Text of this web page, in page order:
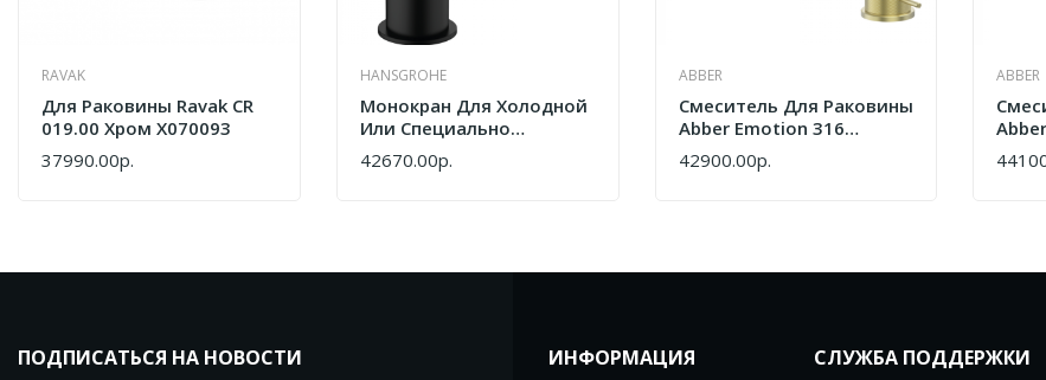
RAVAK
Для Раковины Ravak CR
019.00 Хром X070093
37990.00р.
КУПИТЬ
HANSGROHE
Монокран Для Холодной
Или Специально
Подготовленной Воды
Hansgrohe Finoris
42670.00р.
КУПИТЬ
ABBER
Смеситель Для Раковины
Abber Emotion 316
AF8808BG
Брашированное Золото
42900.00р.
КУПИТЬ
ABBER
ПОДПИСАТЬСЯ НА НОВОСТИ ИНФОРМАЦИЯ СЛУЖБА ПОДДЕРЖКИ